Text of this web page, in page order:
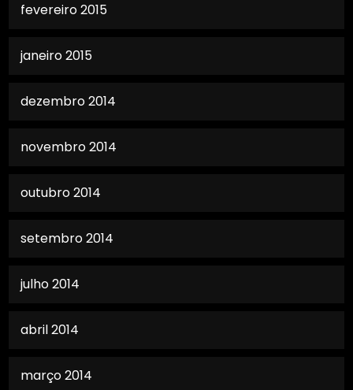
fevereiro 2015
janeiro 2015
dezembro 2014
novembro 2014
outubro 2014
setembro 2014
julho 2014
abril 2014
março 2014